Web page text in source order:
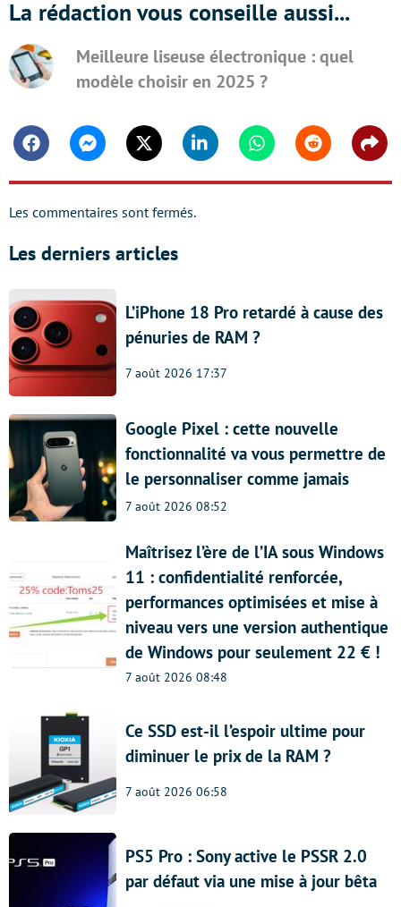
La rédaction vous conseille aussi...
Meilleure liseuse électronique : quel
modèle choisir en 2025 ?
FacebookMessengerTwitter Linkedin WhatsappReddit
Les commentaires sont fermés.
Les derniers articles
L’iPhone 18 Pro retardé à cause des
pénuries de RAM ?
7 août 2026 17:37
Google Pixel : cette nouvelle
fonctionnalité va vous permettre de
le personnaliser comme jamais
7 août 2026 08:52
Maîtrisez l’ère de l’IA sous Windows
11 : confidentialité renforcée,
performances optimisées et mise à
niveau vers une version authentique
de Windows pour seulement 22 € !
7 août 2026 08:48
Ce SSD est-il l’espoir ultime pour
diminuer le prix de la RAM ?
7 août 2026 06:58
PS5 Pro : Sony active le PSSR 2.0
par défaut via une mise à jour bêta